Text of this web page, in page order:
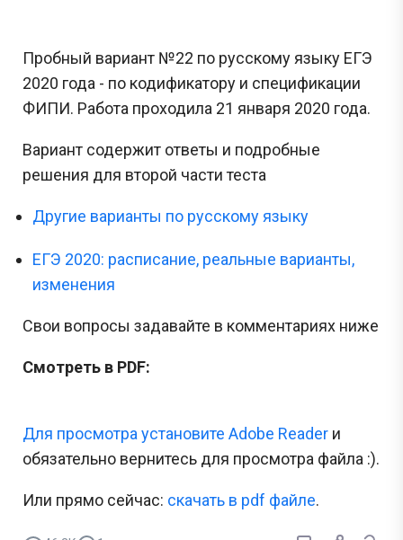
Пробный вариант №22 по русскому языку ЕГЭ
2020 года - по кодификатору и спецификации
ФИПИ. Работа проходила 21 января 2020 года.
Вариант содержит ответы и подробные
решения для второй части теста
Другие варианты по русскому языку
ЕГЭ 2020: расписание, реальные варианты,
изменения
Свои вопросы задавайте в комментариях ниже
Смотреть в PDF:
Для просмотра установите Adobe Reader и
обязательно вернитесь для просмотра файла :).
Или прямо сейчас: cкачать в pdf файле.